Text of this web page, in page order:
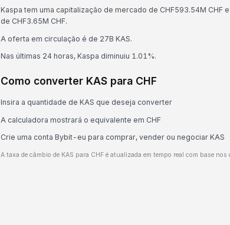
Kaspa tem uma capitalização de mercado de CHF593.54M CHF
de CHF3.65M CHF.
A oferta em circulação é de 27B KAS.
Nas últimas 24 horas, Kaspa diminuiu 1.01%.
Como converter KAS para CHF
Insira a quantidade de KAS que deseja converter
A calculadora mostrará o equivalente em CHF
Crie uma conta Bybit-eu para comprar, vender ou negociar KAS
A taxa de câmbio de KAS para CHF é atualizada em tempo real com base nos